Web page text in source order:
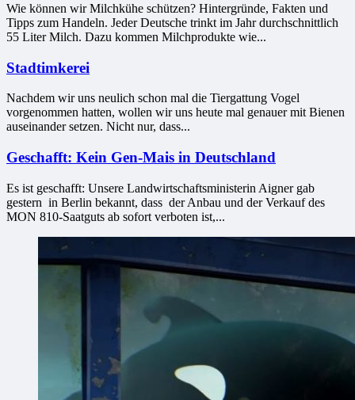
Wie können wir Milchkühe schützen? Hintergründe, Fakten und
Tipps zum Handeln. Jeder Deutsche trinkt im Jahr durchschnittlich
55 Liter Milch. Dazu kommen Milchprodukte wie...
Stadtimkerei
Nachdem wir uns neulich schon mal die Tiergattung Vogel
vorgenommen hatten, wollen wir uns heute mal genauer mit Bienen
auseinander setzen. Nicht nur, dass...
Geschafft: Kein Gen-Mais in Deutschland
Es ist geschafft: Unsere Landwirtschaftsministerin Aigner gab
gestern in Berlin bekannt, dass der Anbau und der Verkauf des
MON 810-Saatguts ab sofort verboten ist,...